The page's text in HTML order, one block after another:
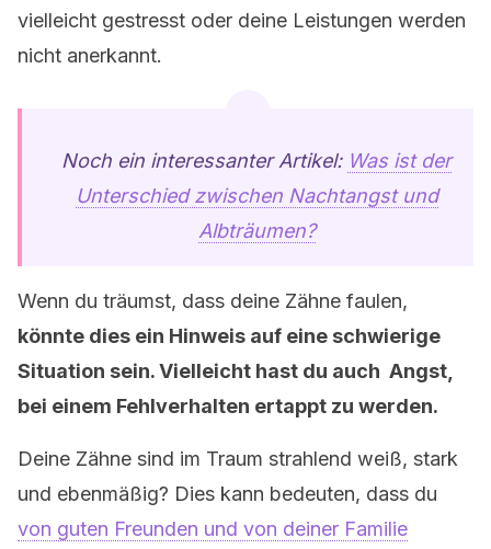
vielleicht gestresst oder deine Leistungen werden
nicht anerkannt.
Noch ein interessanter Artikel: Was ist der
Unterschied zwischen Nachtangst und
Albträumen?
Wenn du träumst, dass deine Zähne faulen,
könnte dies ein Hinweis auf eine schwierige
Situation sein. Vielleicht hast du auch Angst,
bei einem Fehlverhalten ertappt zu werden.
Deine Zähne sind im Traum strahlend weiß, stark
und ebenmäßig? Dies kann bedeuten, dass du
von guten Freunden und von deiner Familie